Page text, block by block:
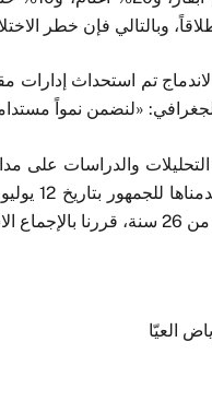
وبالتالي فإن خطر
تم استحداث إدارات
«لنضمن نمواً
التحليلات والدراسات على
بصرية
إدارة في الشركة.
العيّا